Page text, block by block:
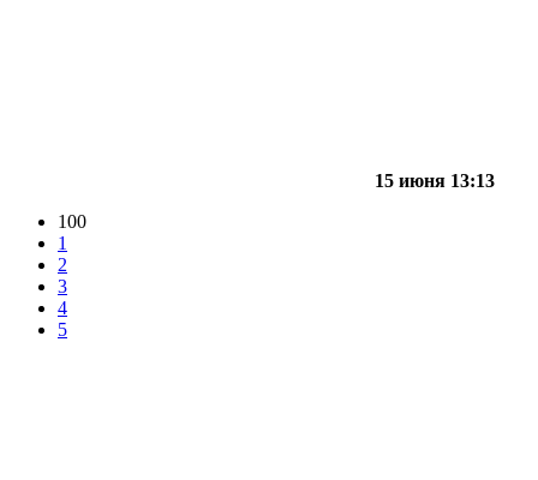
15 июня 13:13
100
1
2
3
4
5